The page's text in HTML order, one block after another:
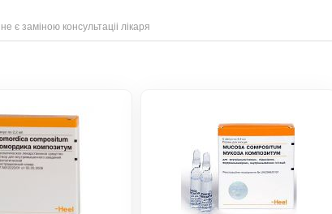
є заміною консультаціі лікаря